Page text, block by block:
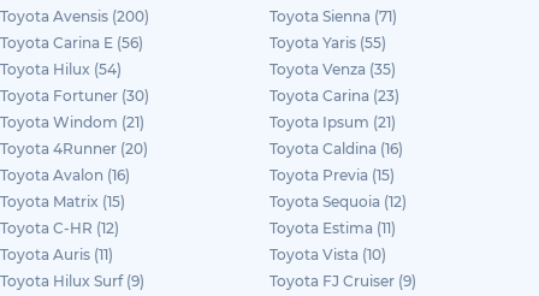
Toyota Avensis (200)
Toyota Sienna (71)
Toyota Carina E (56)
Toyota Yaris (55)
Toyota Hilux (54)
Toyota Venza (35)
Toyota Fortuner (30)
Toyota Carina (23)
Toyota Windom (21)
Toyota Ipsum (21)
Toyota 4Runner (20)
Toyota Caldina (16)
Toyota Avalon (16)
Toyota Previa (15)
Toyota Matrix (15)
Toyota Sequoia (12)
Toyota C-HR (12)
Toyota Estima (11)
Toyota Auris (11)
Toyota Vista (10)
Toyota Hilux Surf (9)
Toyota FJ Cruiser (9)